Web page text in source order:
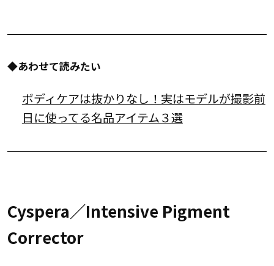
◆あわせて読みたい
ボディケアは抜かりなし！実はモデルが撮影前
日に使ってる名品アイテム３選
Cyspera／Intensive Pigment
Corrector